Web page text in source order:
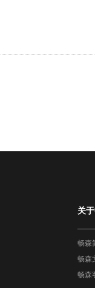
关
畅森
畅森
畅森